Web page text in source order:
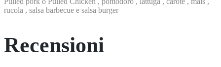
rucola , salsa barbecue e salsa burger
Recensioni